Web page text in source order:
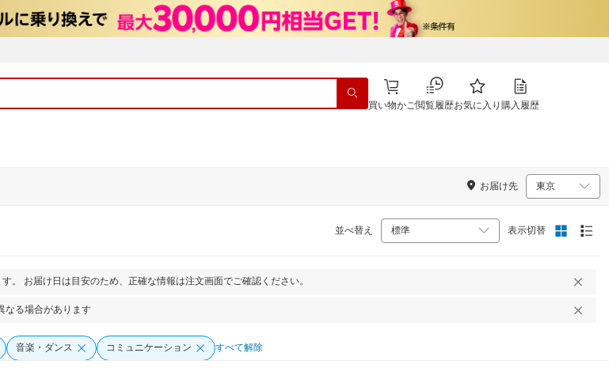
買い物かご閲覧履歴お気に入り 購入履歴
お届け先
並べ替え 表示切替
。 お届け日は目安のため、正確な情報は注文画面でご確認ください。
なる場合があります
音楽・ダンス コミュニケーション すべて解除